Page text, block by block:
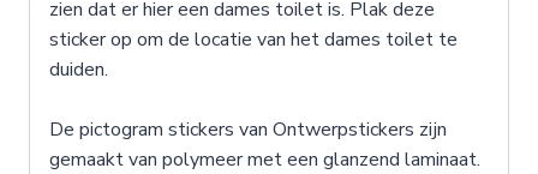
zien dat er hier een dames toilet is. Plak deze
sticker op om de locatie van het dames toilet te
duiden.
De pictogram stickers van Ontwerpstickers zijn
gemaakt van polymeer met een glanzend laminaat.